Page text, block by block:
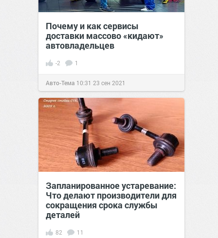
Почему и как сервисы
доставки массово «кидают»
автовладельцев
-2 1
Авто-Тема 10:31 23 сен 2021
Запланированное устаревание:
Что делают производители для
сокращения срока службы
деталей
82 11